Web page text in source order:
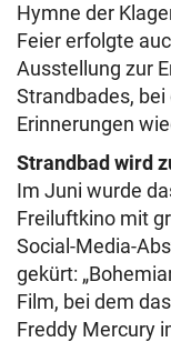
Hymne der
Feier erfolgte
Ausstellung zur
Strandbades,
Erinnerungen
Strandbad wird
Im Juni wurde
Freiluftkino mit
Social-Media-
gekürt:
Film, bei dem
Freddy Mercury